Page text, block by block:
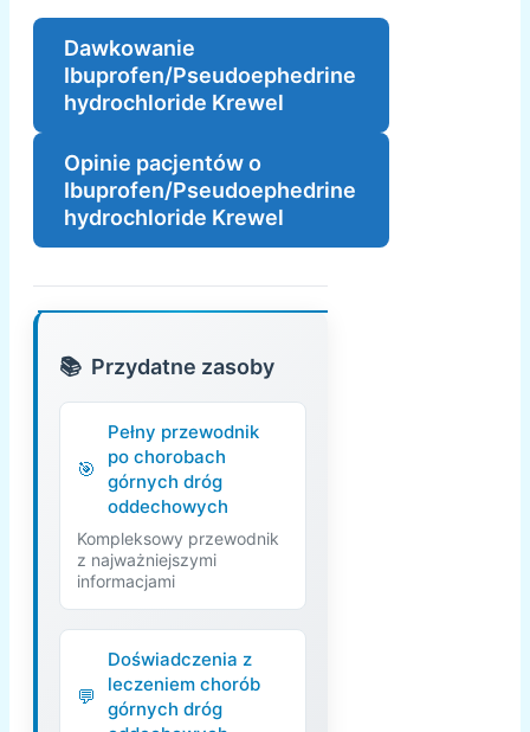
Dawkowanie
Ibuprofen/Pseudoephedrine
hydrochloride Krewel
Opinie pacjentów o
Ibuprofen/Pseudoephedrine
hydrochloride Krewel
Przydatne zasoby
Pełny przewodnik
po chorobach
górnych dróg
oddechowych
Kompleksowy przewodnik
z najważniejszymi
informacjami
Doświadczenia z
leczeniem chorób
górnych dróg